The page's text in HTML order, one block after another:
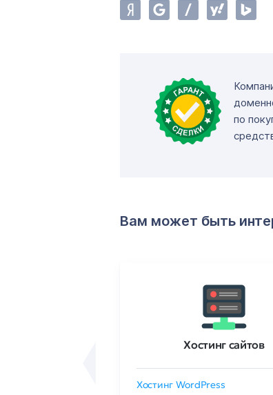
по
Вам может быть
Хостинг сайтов
Хостинг WordPress